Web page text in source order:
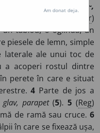
prev~, priv~,
Asr)
tablou, o oglindă, un
piesele de lemn, simple
laterale ale unui toc de
a acoperi rostul dintre
perete în care e situat
4 Parte de jos a
glav, parapet(5).5 (Reg)
de ramă sau cruce. 6
în care se fixează ușa,
Am donat deja.